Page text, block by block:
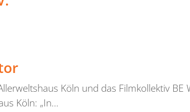
Köln und das Filmkollektiv BE
Köln: „In…